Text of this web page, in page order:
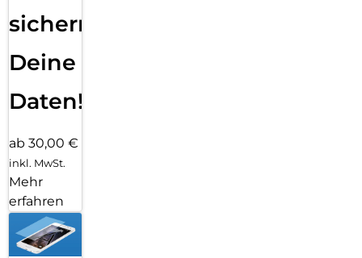
sichern
Deine
Daten!
ab 30,00 €
inkl. MwSt.
Mehr
erfahren